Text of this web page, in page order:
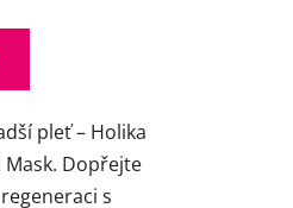
pleť – Holika
Mask. Dopřejte
s